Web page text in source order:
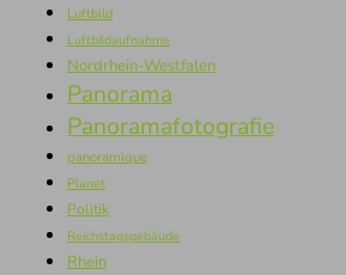
Luftbild
Luftbildaufnahme
Nordrhein-Westfalen
Panorama
Panoramafotografie
panoramique
Planet
Politik
Reichstagsgebäude
Rhein